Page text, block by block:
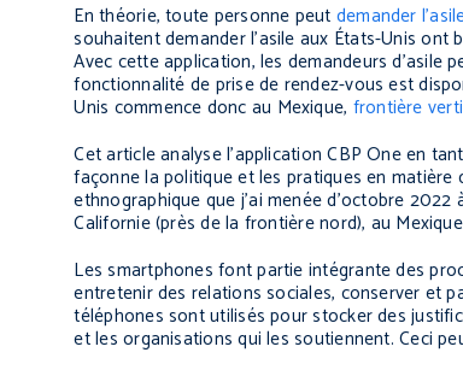
En théorie, toute personne peut demander
souhaitent demander l’asile aux États-Unis ont
Avec cette application, les demandeurs d’asile
fonctionnalité de prise de rendez-vous est
Unis commence donc au Mexique, frontière
Cet article analyse l’application CBP One en
façonne la politique et les pratiques en matière
ethnographique que j’ai menée d’octobre
Californie (près de la frontière nord), au
Les smartphones font partie intégrante des
entretenir des relations sociales, conserver et
téléphones sont utilisés pour stocker des
et les organisations qui les soutiennent. Ceci